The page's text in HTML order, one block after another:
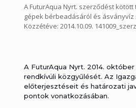
A FuturAqua Nyrt. szerződést
gépek bérbeadásáról és
Közzétéve: 2014.10.09.
A FuturAqua Nyrt. 2014.
rendkívüli közgyűlését. Az
előterjesztéseit és határozati
pontok vonatkozásában.